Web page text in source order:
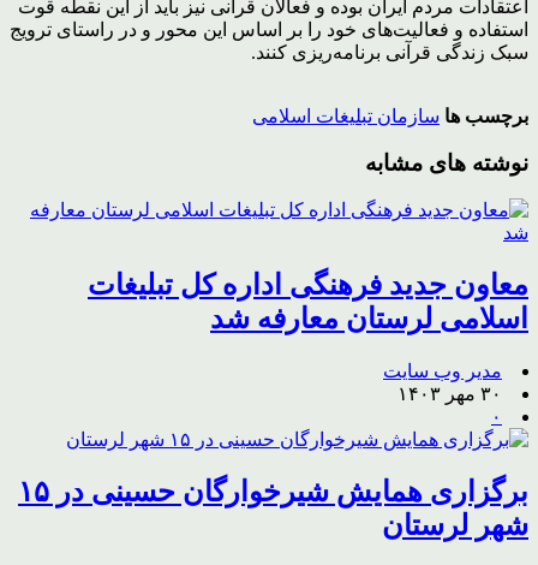
اعتقادات مردم ایران بوده و فعالان قرآنی نیز باید از این نقطه قوت
استفاده و فعالیت‌های خود را بر اساس این محور و در راستای ترویج
سبک زندگی قرآنی برنامه‌ریزی کنند.
برچسب ها سازمان تبلیغات اسلامی
نوشته های مشابه
معاون جدید فرهنگی اداره کل تبلیغات
اسلامی لرستان معارفه شد
مدیر وب سایت
۳۰ مهر ۱۴۰۳
۰
برگزاری همایش شیرخوارگان حسینی در ۱۵
شهر لرستان